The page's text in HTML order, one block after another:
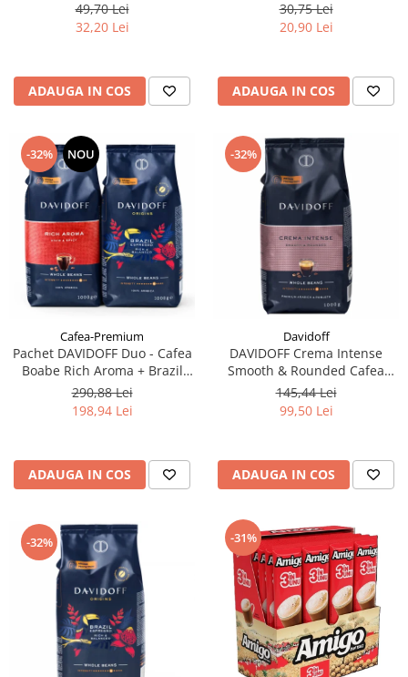
49,70 Lei
32,20 Lei
ADAUGA IN COS
filtre de Ceai
30,75 Lei
20,90 Lei
ADAUGA IN COS
-32% NOU
Cafea-Premium
Pachet DAVIDOFF Duo - Cafea
Boabe Rich Aroma + Brazil
2x1Kg
290,88 Lei
198,94 Lei
ADAUGA IN COS
-32%
Davidoff
DAVIDOFF Crema Intense
Smooth & Rounded Cafea
Boabe 1Kg
145,44 Lei
99,50 Lei
ADAUGA IN COS
-32% -31%